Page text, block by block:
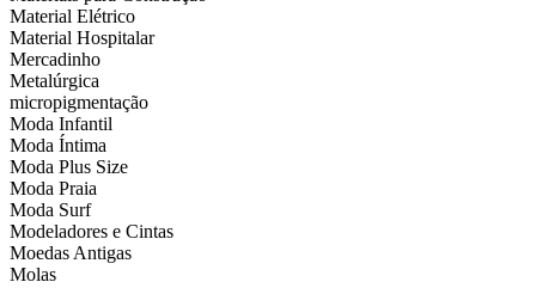
Material Elétrico
Material Hospitalar
Mercadinho
Metalúrgica
micropigmentação
Moda Infantil
Moda Íntima
Moda Plus Size
Moda Praia
Moda Surf
Modeladores e Cintas
Moedas Antigas
Molas